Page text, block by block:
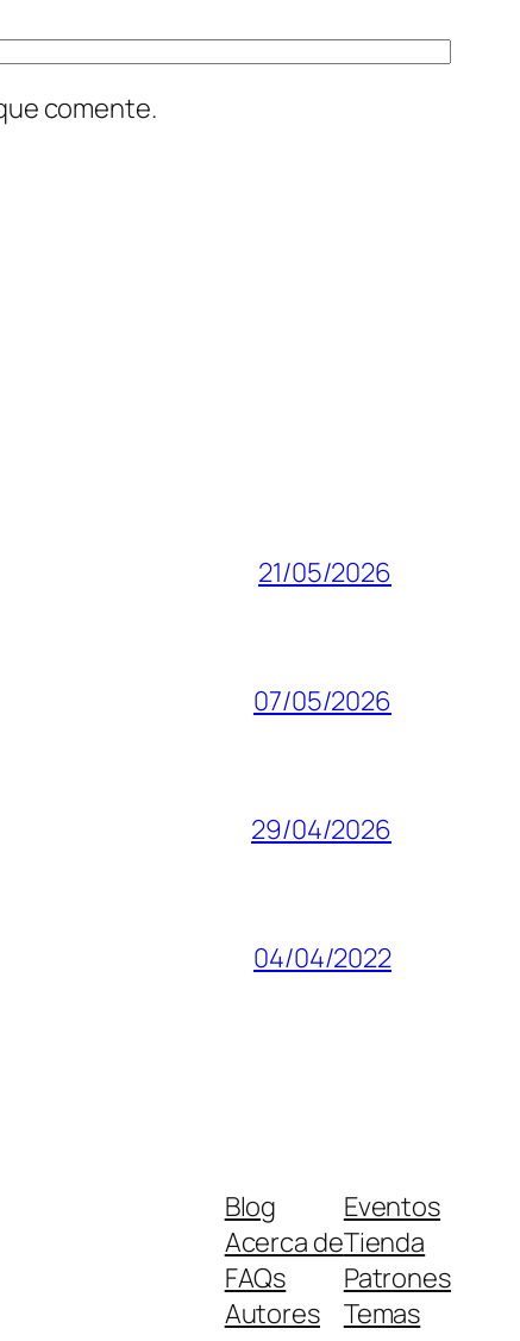
comente.
21/05/2026
07/05/2026
29/04/2026
04/04/2022
Blog
Acerca de
FAQs
Autores
Eventos
Tienda
Patrones
Temas